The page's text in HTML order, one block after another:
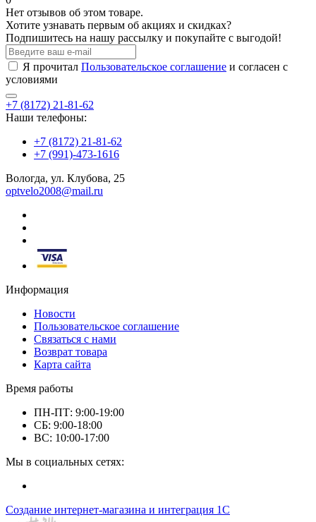
Нет отзывов об этом товаре.
Хотите узнавать первым об акциях и скидках?
Подпишитесь на нашу рассылку и покупайте с выгодой!
Я прочитал Пользовательское соглашение и согласен с
условиями
+7 (8172) 21-81-62
Наши телефоны:
+7 (8172) 21-81-62
+7 (991)-473-1616
Вологда, ул. Клубова, 25
optvelo2008@mail.ru
Информация
Новости
Пользовательское соглашение
Связаться с нами
Возврат товара
Карта сайта
Время работы
ПН-ПТ: 9:00-19:00
СБ: 9:00-18:00
ВС: 10:00-17:00
Мы в социальных сетях:
Создание интернет-магазина и интеграция 1С